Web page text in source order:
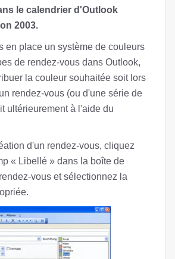
le calendrier d'Outlook
2003.
en place un système de couleurs
de rendez-vous dans Outlook,
la couleur souhaitée soit lors
rendez-vous (ou d'une série de
ultérieurement à l'aide du
d'un rendez-vous, cliquez
« Libellé » dans la boîte de
vous et sélectionnez la